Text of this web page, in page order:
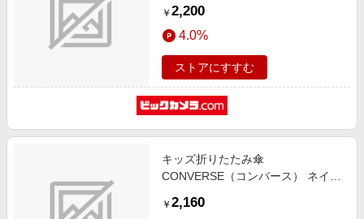
/55cm]
￥ 2,200
4.0%
ストアにすすむ
キッズ折りたたみ傘
CONVERSE（コンバース） ネイビ
子供用 /55cm]
￥ 2,160